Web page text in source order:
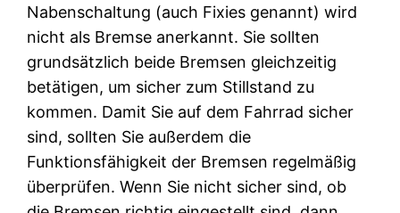
Nabenschaltung (auch Fixies genannt) wird
nicht als Bremse anerkannt. Sie sollten
grundsätzlich beide Bremsen gleichzeitig
betätigen, um sicher zum Stillstand zu
kommen. Damit Sie auf dem Fahrrad sicher
sind, sollten Sie außerdem die
Funktionsfähigkeit der Bremsen regelmäßig
überprüfen. Wenn Sie nicht sicher sind, ob